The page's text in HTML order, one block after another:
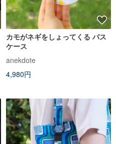
カモがネギをしょってくる パス
ケース
anekdote
4,980円